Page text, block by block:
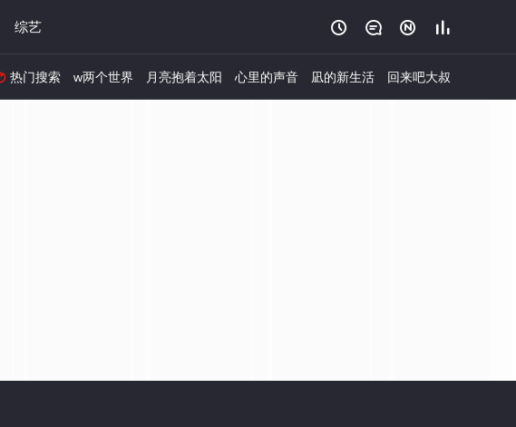
综艺    
热门搜索 w两个世界 月亮抱着太阳 心里的声音 凪的新生活 回来吧大叔